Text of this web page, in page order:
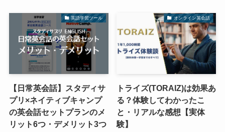
英語学習ツール
【日常英会話】スタディサ
プリ×ネイティブキャンプ
の英会話セットプランのメ
リット6つ・デメリット3つ
オンライン英会話
トライズ(TORAIZ)は効果あ
る？体験してわかったこ
と・リアルな感想【実体
験】